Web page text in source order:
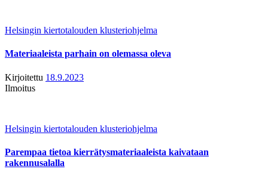
Helsingin kiertotalouden klusteriohjelma
Materiaaleista parhain on olemassa oleva
Kirjoitettu 18.9.2023
Ilmoitus
Helsingin kiertotalouden klusteriohjelma
Parempaa tietoa kierrätysmateriaaleista kaivataan
rakennusalalla